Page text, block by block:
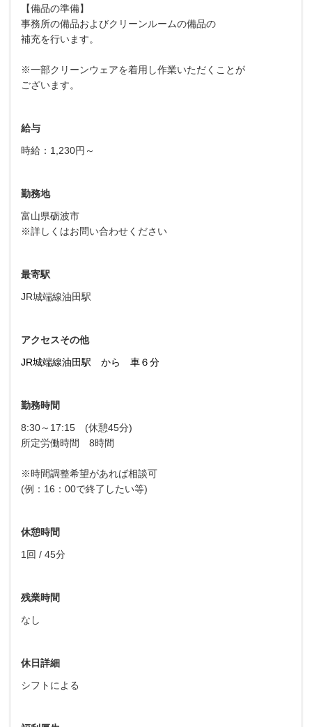
【備品の準備】
事務所の備品およびクリーンルームの備品の
補充を行います。
※一部クリーンウェアを着用し作業いただくことが
ございます。
給与
時給：1,230円～
勤務地
富山県砺波市
※詳しくはお問い合わせください
最寄駅
JR城端線油田駅
アクセスその他
JR城端線油田駅 から 車６分
勤務時間
8:30～17:15 (休憩45分)
所定労働時間 8時間
※時間調整希望があれば相談可
(例：16：00で終了したい等)
休憩時間
1回 / 45分
残業時間
なし
休日詳細
シフトによる